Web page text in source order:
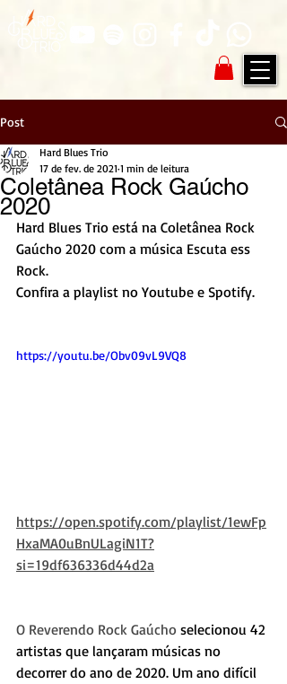
Post
Coletânea Rock Gaúcho
2020
Hard Blues Trio
17 de fev. de 2021 1 min de leitura
Hard Blues Trio está na Coletânea Rock
Gaúcho 2020 com a música Escuta ess
Rock.
Confira a playlist no Youtube e Spotify.
https://youtu.be/Obv09vL9VQ8
https://open.spotify.com/playlist/1ewFp
HxaMA0uBnULagiN1T?
si=19df636336d44d2a
O Reverendo Rock Gaúcho selecionou 42
artistas que lançaram músicas no
decorrer do ano de 2020. Um ano difícil